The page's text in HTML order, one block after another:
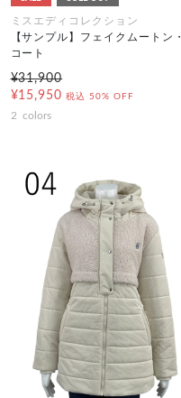
ミスエディコレクション
【サンプル】フェイクムートン・
コート
¥31,900
¥15,950 税込 50% OFF
2 colors